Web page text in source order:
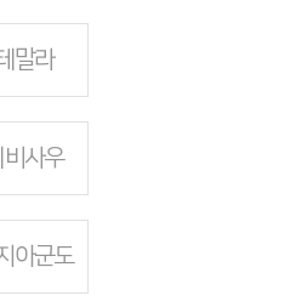
말라
비사우
아군도